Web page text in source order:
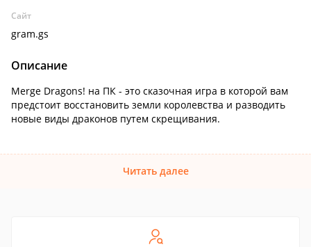
Сайт
gram.gs
Описание
Merge Dragons! на ПК - это сказочная игра в которой вам
предстоит восстановить земли королевства и разводить
новые виды драконов путем скрещивания.
Читать далее